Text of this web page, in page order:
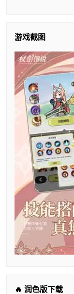
游戏截图
🔥 润色版下载